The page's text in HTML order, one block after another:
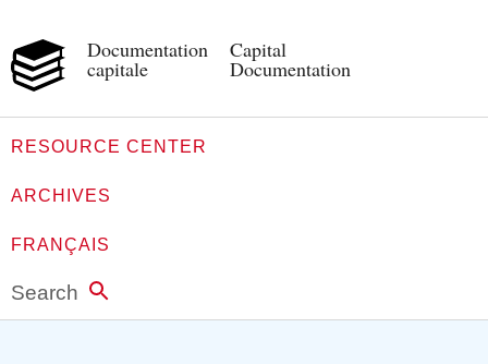
Documentation
capitale
Capital
Documentation
RESOURCE CENTER
ARCHIVES
FRANÇAIS
Search